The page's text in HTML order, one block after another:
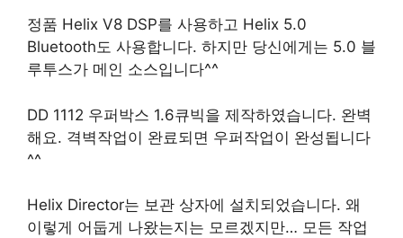
정품 Helix V8 DSP를 사용하고 Helix 5.0
Bluetooth도 사용합니다. 하지만 당신에게는 5.0 블
루투스가 메인 소스입니다^^
DD 1112 우퍼박스 1.6큐빅을 제작하였습니다. 완벽
해요. 격벽작업이 완료되면 우퍼작업이 완성됩니다
^^
Helix Director는 보관 상자에 설치되었습니다. 왜
이렇게 어둡게 나왔는지는 모르겠지만… 모든 작업